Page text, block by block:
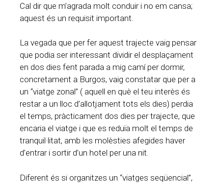
Cal dir que m’agrada molt conduir i no em cansa;
aquest és un requisit important.
La vegada que per fer aquest trajecte vaig pensar
que podia ser interessant dividir el desplaçament
en dos dies fent parada a mig camí per dormir,
concretament a Burgos, vaig constatar que per a
un “viatge zonal” ( aquell en què el teu interès és
restar a un lloc d’allotjament tots els dies) perdia
el temps, pràcticament dos dies per trajecte, que
encaria el viatge i que es reduïa molt el temps de
tranquil·litat, amb les molèsties afegides haver
d’entrar i sortir d’un hotel per una nit.
Diferent és si organitzes un “viatges seqüencial”,